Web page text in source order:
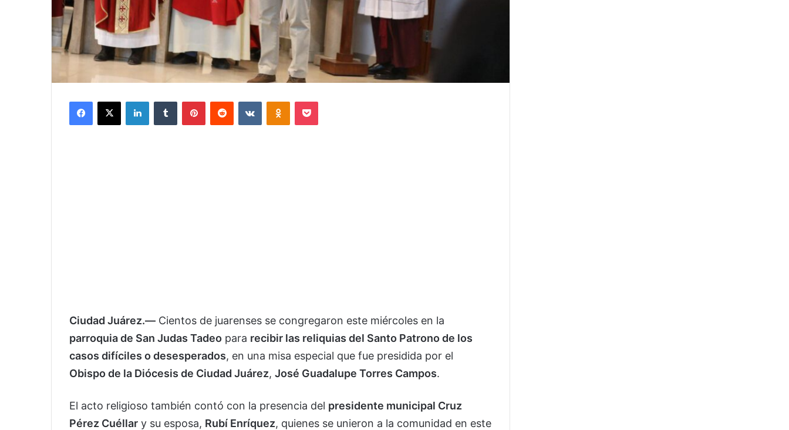
Facebook
X LinkedInTumblr PinterestReddit VKontakteOdnoklassniki
Pocket
Ciudad Juárez.— Cientos de juarenses se congregaron este miércoles en la
parroquia de San Judas Tadeo para recibir las reliquias del Santo Patrono de los
casos difíciles o desesperados, en una misa especial que fue presidida por el
Obispo de la Diócesis de Ciudad Juárez, José Guadalupe Torres Campos.
El acto religioso también contó con la presencia del presidente municipal Cruz
Pérez Cuéllar y su esposa, Rubí Enríquez, quienes se unieron a la comunidad en este